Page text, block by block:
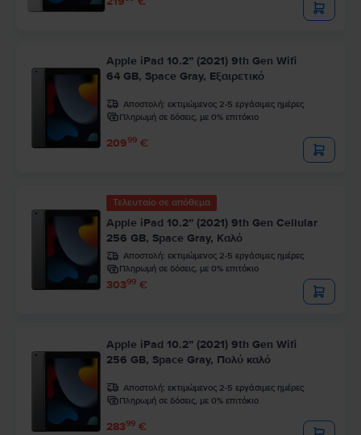
Apple iPad 10.2” (2021) 9th Gen Wifi
64 GB, Space Gray, Εξαιρετικό
Αποστολή: εκτιμώμενος 2-5 εργάσιμες ημέρες
Πληρωμή σε δόσεις, με 0% επιτόκιο
20999 €
Τελευταίο σε απόθεμα
Apple iPad 10.2” (2021) 9th Gen Cellular
256 GB, Space Gray, Καλό
Αποστολή: εκτιμώμενος 2-5 εργάσιμες ημέρες
Πληρωμή σε δόσεις, με 0% επιτόκιο
30399 €
Apple iPad 10.2” (2021) 9th Gen Wifi
256 GB, Space Gray, Πολύ καλό
Αποστολή: εκτιμώμενος 2-5 εργάσιμες ημέρες
Πληρωμή σε δόσεις, με 0% επιτόκιο
28399 €